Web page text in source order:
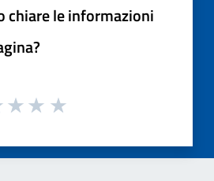
chiare le informazioni